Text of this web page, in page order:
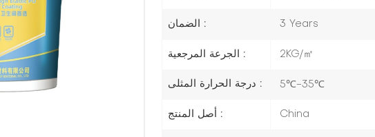
الضمان : 3 Years
الجرعة المرجعية : 2KG/㎡
درجة الحرارة المثلى : 5℃-35℃
أصل المنتج : China